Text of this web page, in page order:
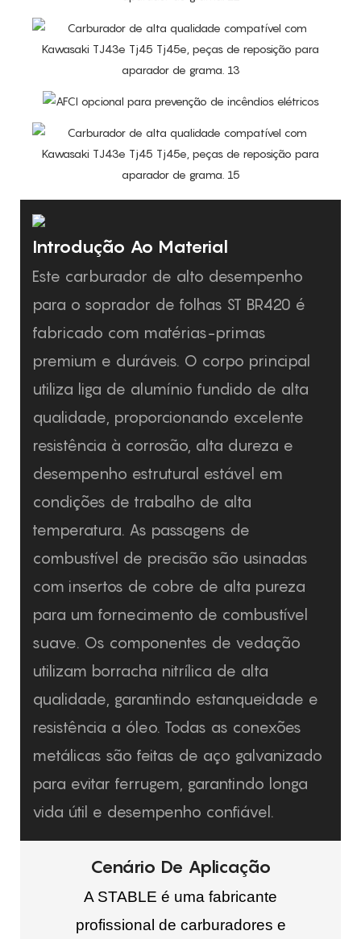
Introdução Ao Material
Este carburador de alto desempenho
para o soprador de folhas ST BR420 é
fabricado com matérias-primas
premium e duráveis. O corpo principal
utiliza liga de alumínio fundido de alta
qualidade, proporcionando excelente
resistência à corrosão, alta dureza e
desempenho estrutural estável em
condições de trabalho de alta
temperatura. As passagens de
combustível de precisão são usinadas
com insertos de cobre de alta pureza
para um fornecimento de combustível
suave. Os componentes de vedação
utilizam borracha nitrílica de alta
qualidade, garantindo estanqueidade e
resistência a óleo. Todas as conexões
metálicas são feitas de aço galvanizado
para evitar ferrugem, garantindo longa
vida útil e desempenho confiável.
Cenário De Aplicação
A STABLE é uma fabricante
profissional de carburadores e